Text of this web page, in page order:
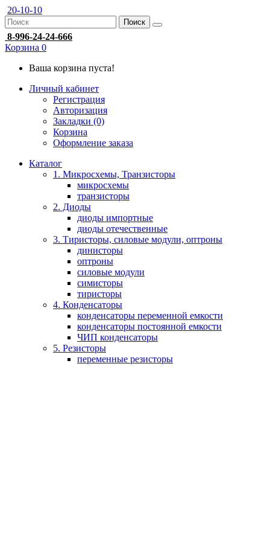
20-10-10
Поиск
8-996-24-24-666
Корзина 0
Ваша корзина пуста!
Личный кабинет
Регистрация
Авторизация
Закладки (0)
Корзина
Оформление заказа
Каталог
1. Микросхемы, Транзисторы
микросхемы
транзисторы
2. Диоды
диоды импортные
диоды отечественные
3. Тиристоры, силовые модули, оптроны
динисторы
оптроны
силовые модули
симисторы
тиристоры
4. Конденсаторы
конденсаторы переменной емкости
конденсаторы постоянной емкости
ЧИП конденсаторы
5. Резисторы
переменные резисторы